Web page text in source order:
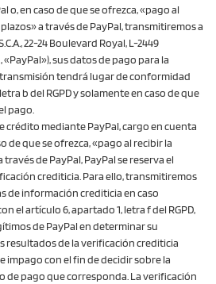
o, en caso de que se ofrezca, «pago al
a través de PayPal, transmitiremos a
22-24 Boulevard Royal, L-2449
sus datos de pago para la
tendrá lugar de conformidad
b del RGPD y solamente en caso de que
pago.
crédito mediante PayPal, cargo en cuenta
de que se ofrezca, «pago al recibir la
de PayPal, PayPal se reserva el
crediticia. Para ello, transmitiremos
de información crediticia en caso
el artículo 6, apartado 1, letra f del RGPD,
de PayPal en determinar su
resultados de la verificación crediticia
impago con el fin de decidir sobre la
de pago que corresponda. La verificación